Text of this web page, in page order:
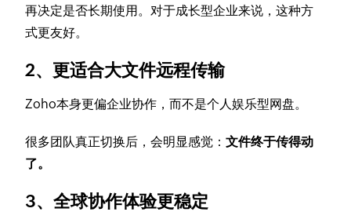
再决定是否长期使用。对于成长型企业来说，这种方
式更友好。
2、更适合大文件远程传输
Zoho本身更偏企业协作，而不是个人娱乐型网盘。
很多团队真正切换后，会明显感觉：文件终于传得动
了。
3、全球协作体验更稳定